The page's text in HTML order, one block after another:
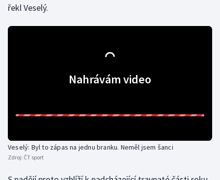
Olympijské hry
Plážový volejbal
Rychlostní kanoistika
řekl Veselý.
Nahrávám video
Veselý: Byl to zápas na jednu branku. Neměl jsem šanci
Zdroj: ČT sport